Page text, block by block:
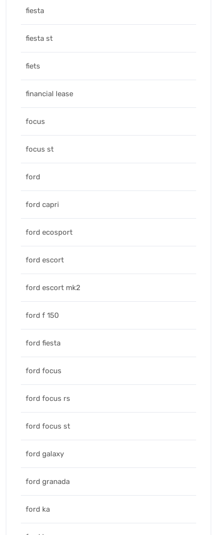
fiesta
fiesta st
fiets
financial lease
focus
focus st
ford
ford capri
ford ecosport
ford escort
ford escort mk2
ford f 150
ford fiesta
ford focus
ford focus rs
ford focus st
ford galaxy
ford granada
ford ka